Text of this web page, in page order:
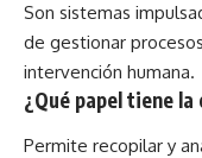
Son sistemas
de gestionar
intervención humana.
¿Qué papel tiene
Permite recopilar y